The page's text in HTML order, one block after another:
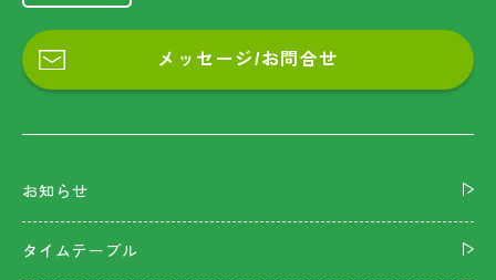
メッセージ/お問合せ
お知らせ
タイムテーブル